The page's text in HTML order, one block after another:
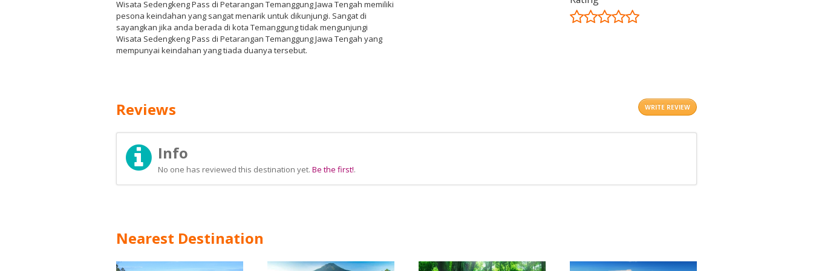
Wisata Sedengkeng Pass di Petarangan Temanggung Jawa Tengah memiliki
pesona keindahan yang sangat menarik untuk dikunjungi. Sangat di
sayangkan jika anda berada di kota Temanggung tidak mengunjungi
Wisata Sedengkeng Pass di Petarangan Temanggung Jawa Tengah yang
mempunyai keindahan yang tiada duanya tersebut.
WRITE REVIEW
Reviews
Info
No one has reviewed this destination yet. Be the first!.
Nearest Destination